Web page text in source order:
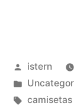
Publicado
por
istern
Publicado
en
Etiquetas: